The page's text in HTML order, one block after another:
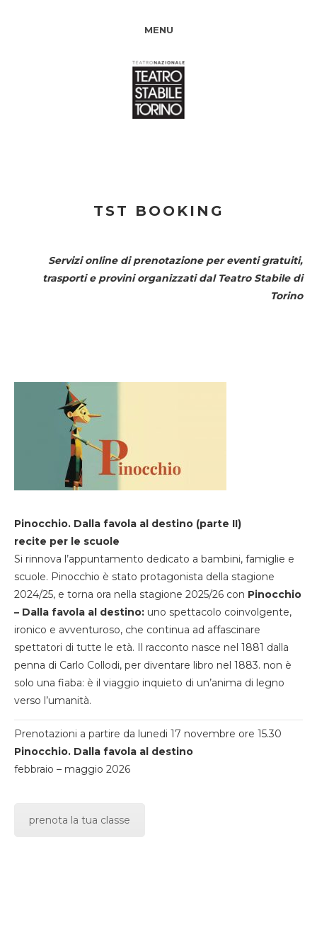
MENU
TST BOOKING
Servizi online di prenotazione per eventi gratuiti,
trasporti e provini organizzati dal Teatro Stabile di
Torino
Pinocchio. Dalla favola al destino (parte II)
recite per le scuole
Si rinnova l’appuntamento dedicato a bambini, famiglie e
scuole. Pinocchio è stato protagonista della stagione
2024/25, e torna ora nella stagione 2025/26 con Pinocchio
– Dalla favola al destino: uno spettacolo coinvolgente,
ironico e avventuroso, che continua ad affascinare
spettatori di tutte le età. Il racconto nasce nel 1881 dalla
penna di Carlo Collodi, per diventare libro nel 1883. non è
solo una fiaba: è il viaggio inquieto di un’anima di legno
verso l’umanità.
Prenotazioni a partire da lunedi 17 novembre ore 15.30
Pinocchio. Dalla favola al destino
febbraio – maggio 2026
prenota la tua classe